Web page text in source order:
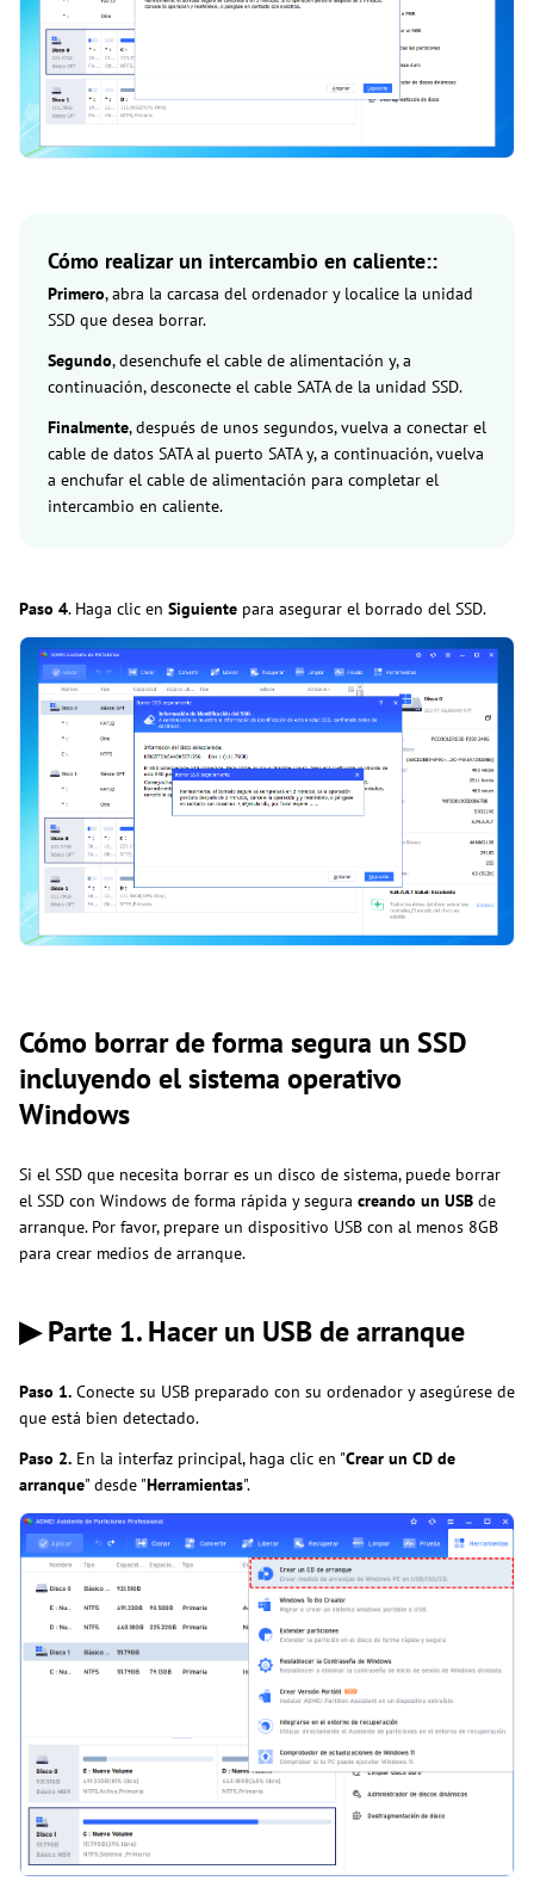
Cómo realizar un intercambio en caliente::
Primero, abra la carcasa del ordenador y localice la unidad
SSD que desea borrar.
Segundo, desenchufe el cable de alimentación y, a
continuación, desconecte el cable SATA de la unidad SSD.
Finalmente, después de unos segundos, vuelva a conectar el
cable de datos SATA al puerto SATA y, a continuación, vuelva
a enchufar el cable de alimentación para completar el
intercambio en caliente.
Paso 4. Haga clic en Siguiente para asegurar el borrado del SSD.
Cómo borrar de forma segura un SSD
incluyendo el sistema operativo
Windows
Si el SSD que necesita borrar es un disco de sistema, puede borrar
el SSD con Windows de forma rápida y segura creando un USB de
arranque. Por favor, prepare un dispositivo USB con al menos 8GB
para crear medios de arranque.
▶ Parte 1. Hacer un USB de arranque
Paso 1. Conecte su USB preparado con su ordenador y asegúrese de
que está bien detectado.
Paso 2. En la interfaz principal, haga clic en "Crear un CD de
arranque" desde "Herramientas".